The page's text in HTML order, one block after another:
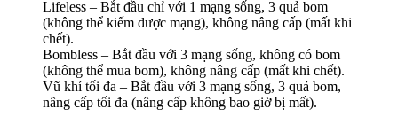
Lifeless – Bắt đầu chỉ với 1 mạng sống, 3 quả bom
(không thể kiếm được mạng), không nâng cấp (mất khi
chết).
Bombless – Bắt đầu với 3 mạng sống, không có bom
(không thể mua bom), không nâng cấp (mất khi chết).
Vũ khí tối đa – Bắt đầu với 3 mạng sống, 3 quả bom,
nâng cấp tối đa (nâng cấp không bao giờ bị mất).